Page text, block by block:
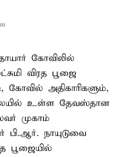
கோவிலில்
விரத பூஜை
கோவில் அதிகாரிகளும்,
உள்ள தேவஸ்தான
முகாம்
நாயுடுவை
பூஜையில்